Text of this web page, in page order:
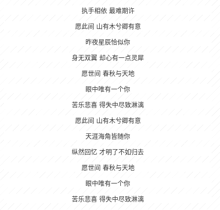
执手相依 最难期许
愿此间 山有木兮卿有意
昨夜星辰恰似你
身无双翼 却心有一点灵犀
愿世间 春秋与天地
眼中唯有一个你
苦乐悲喜 得失中尽致淋漓
愿此间 山有木兮卿有意
天涯海角皆随你
纵然回忆 才明了不如归去
愿世间 春秋与天地
眼中唯有一个你
苦乐悲喜 得失中尽致淋漓